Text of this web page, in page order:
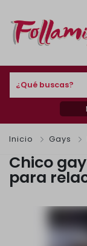
¿Qué buscas?
Inicio Gays
Chico
para